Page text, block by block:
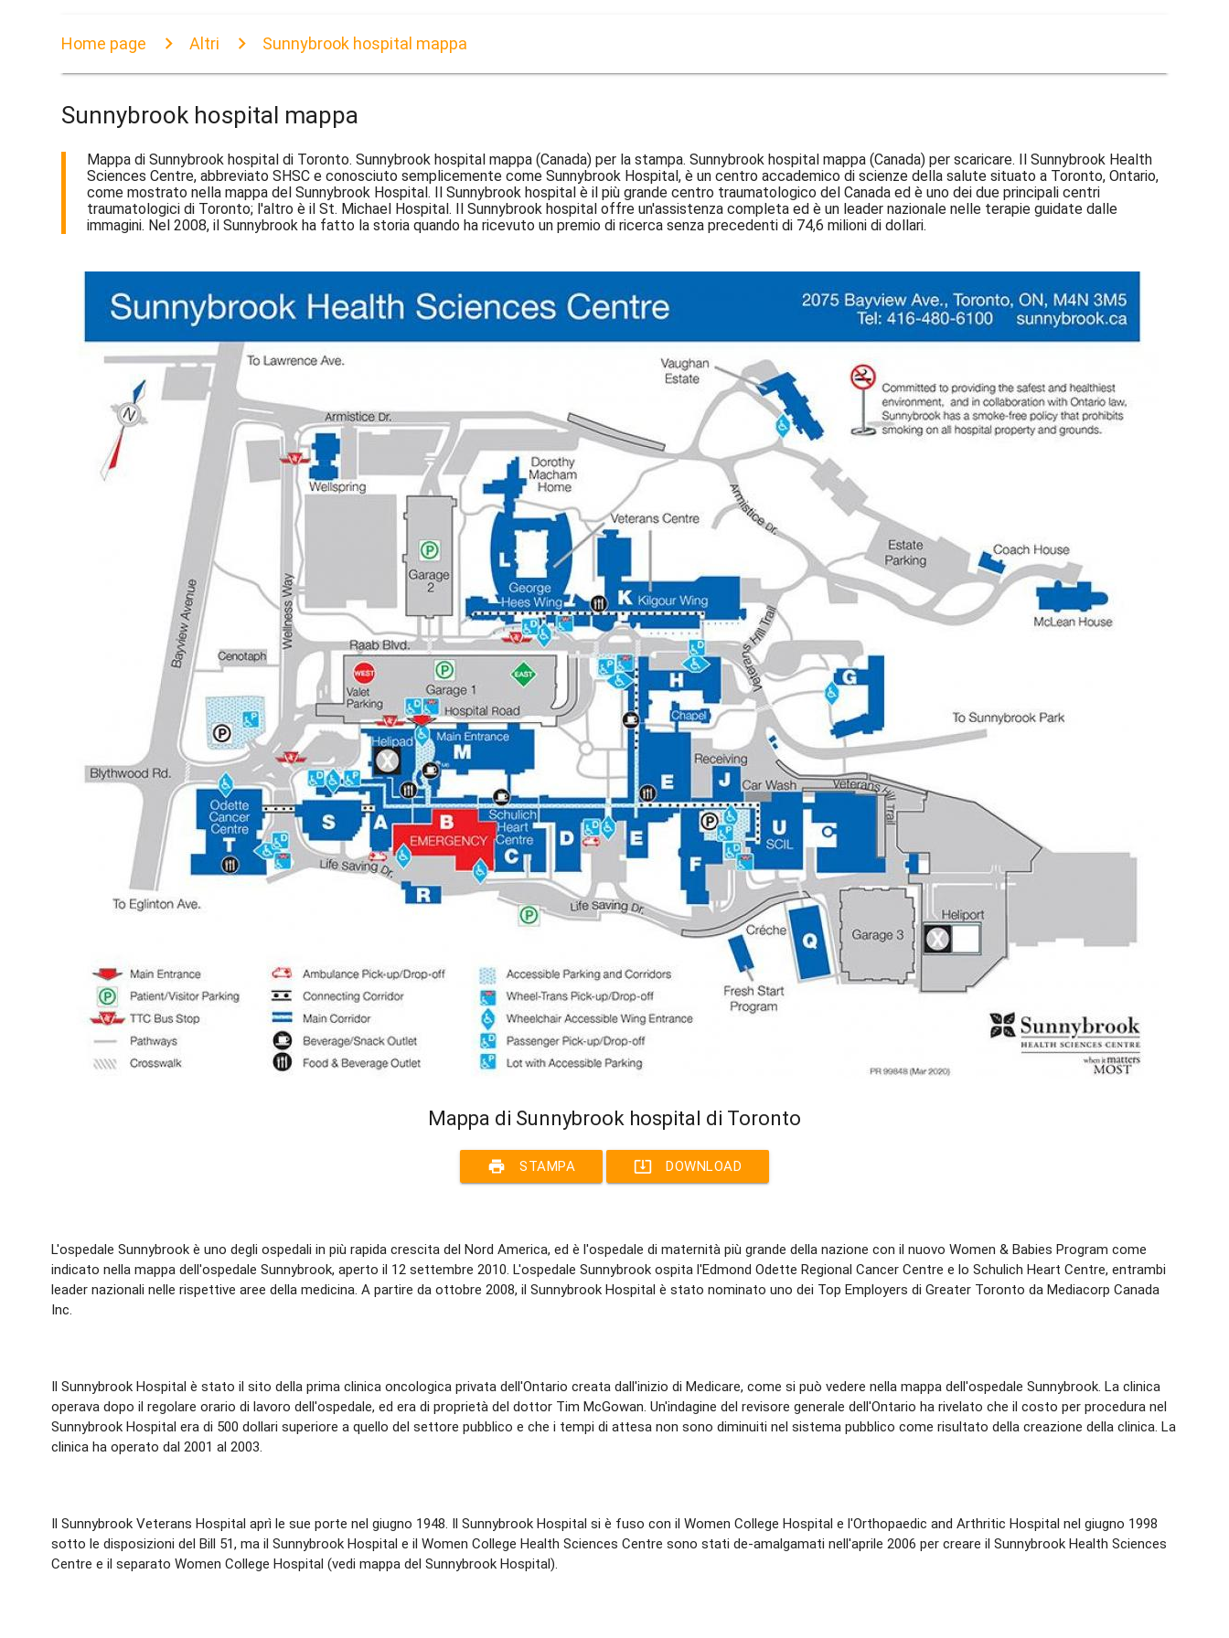
Home page Altri Sunnybrook hospital mappa
Sunnybrook hospital mappa
Mappa di Sunnybrook hospital di Toronto. Sunnybrook hospital mappa (Canada) per la stampa. Sunnybrook hospital mappa (Canada) per scaricare. Il Sunnybrook Health
Sciences Centre, abbreviato SHSC e conosciuto semplicemente come Sunnybrook Hospital, è un centro accademico di scienze della salute situato a Toronto, Ontario,
come mostrato nella mappa del Sunnybrook Hospital. Il Sunnybrook hospital è il più grande centro traumatologico del Canada ed è uno dei due principali centri
traumatologici di Toronto; l'altro è il St. Michael Hospital. Il Sunnybrook hospital offre un'assistenza completa ed è un leader nazionale nelle terapie guidate dalle
immagini. Nel 2008, il Sunnybrook ha fatto la storia quando ha ricevuto un premio di ricerca senza precedenti di 74,6 milioni di dollari.
Mappa di Sunnybrook hospital di Toronto
print STAMPA system_update_alt DOWNLOAD
L'ospedale Sunnybrook è uno degli ospedali in più rapida crescita del Nord America, ed è l'ospedale di maternità più grande della nazione con il nuovo Women & Babies Program come
indicato nella mappa dell'ospedale Sunnybrook, aperto il 12 settembre 2010. L'ospedale Sunnybrook ospita l'Edmond Odette Regional Cancer Centre e lo Schulich Heart Centre, entrambi
leader nazionali nelle rispettive aree della medicina. A partire da ottobre 2008, il Sunnybrook Hospital è stato nominato uno dei Top Employers di Greater Toronto da Mediacorp Canada
Inc.
Il Sunnybrook Hospital è stato il sito della prima clinica oncologica privata dell'Ontario creata dall'inizio di Medicare, come si può vedere nella mappa dell'ospedale Sunnybrook. La clinica
operava dopo il regolare orario di lavoro dell'ospedale, ed era di proprietà del dottor Tim McGowan. Un'indagine del revisore generale dell'Ontario ha rivelato che il costo per procedura nel
Sunnybrook Hospital era di 500 dollari superiore a quello del settore pubblico e che i tempi di attesa non sono diminuiti nel sistema pubblico come risultato della creazione della clinica. La
clinica ha operato dal 2001 al 2003.
Il Sunnybrook Veterans Hospital aprì le sue porte nel giugno 1948. Il Sunnybrook Hospital si è fuso con il Women College Hospital e l'Orthopaedic and Arthritic Hospital nel giugno 1998
sotto le disposizioni del Bill 51, ma il Sunnybrook Hospital e il Women College Health Sciences Centre sono stati de-amalgamati nell'aprile 2006 per creare il Sunnybrook Health Sciences
Centre e il separato Women College Hospital (vedi mappa del Sunnybrook Hospital).